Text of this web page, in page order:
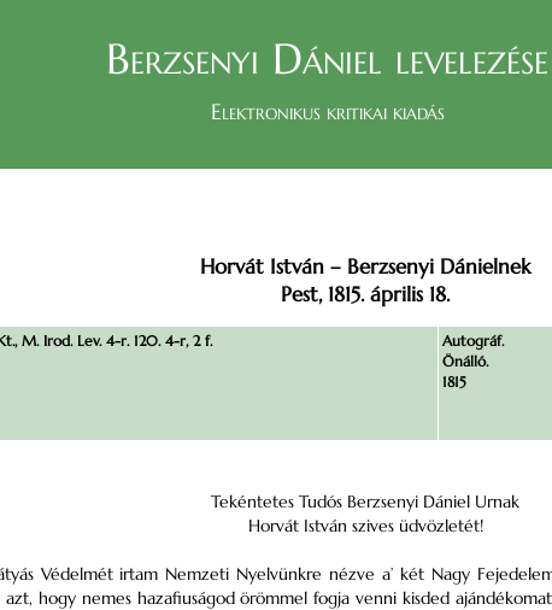
Berzsenyi Dániel levelezése
Elektronikus kritikai kiadás
Horvát István – Berzsenyi Dánielnek
Pest, 1815. április 18.
M. Irod. Lev. 4-r. 120. 4-r, 2 f.
Autográf.
Önálló.
1815
Tekéntetes Tudós Berzsenyi Dániel Urnak
Horvát István szives üdvözletét!
Védelmét irtam Nemzeti Nyelvünkre nézve a’ két Nagy
hogy nemes hazafiuságod örömmel fogja venni kisded